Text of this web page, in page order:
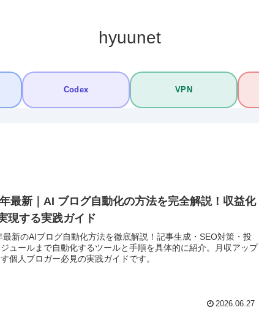
hyuunet
Codex VPN
最新｜AI ブログ自動化の方法を完全解説！収益化
現する実践ガイド
最新のAIブログ自動化方法を徹底解説！記事生成・SEO対策・投
ュールまで自動化するツールと手順を具体的に紹介。月収アップ
個人ブロガー必見の実践ガイドです。
2026.06.27